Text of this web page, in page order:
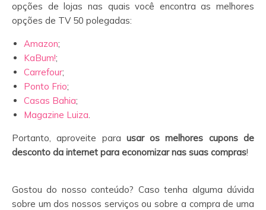
opções de lojas nas quais você encontra as melhores
opções de TV 50 polegadas:
Amazon;
KaBum!;
Carrefour;
Ponto Frio;
Casas Bahia;
Magazine Luiza.
Portanto, aproveite para usar os melhores cupons de
desconto da internet para economizar nas suas compras!
Gostou do nosso conteúdo? Caso tenha alguma dúvida
sobre um dos nossos serviços ou sobre a compra de uma